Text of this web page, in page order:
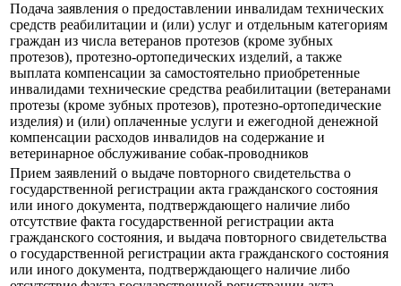
Подача заявления о предоставлении инвалидам технических
средств реабилитации и (или) услуг и отдельным категориям
граждан из числа ветеранов протезов (кроме зубных
протезов), протезно-ортопедических изделий, а также
выплата компенсации за самостоятельно приобретенные
инвалидами технические средства реабилитации (ветеранами
протезы (кроме зубных протезов), протезно-ортопедические
изделия) и (или) оплаченные услуги и ежегодной денежной
компенсации расходов инвалидов на содержание и
ветеринарное обслуживание собак-проводников
Прием заявлений о выдаче повторного свидетельства о
государственной регистрации акта гражданского состояния
или иного документа, подтверждающего наличие либо
отсутствие факта государственной регистрации акта
гражданского состояния, и выдача повторного свидетельства
о государственной регистрации акта гражданского состояния
или иного документа, подтверждающего наличие либо